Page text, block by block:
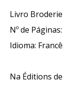
Livro
Nº de
Idioma:
Na Éditions